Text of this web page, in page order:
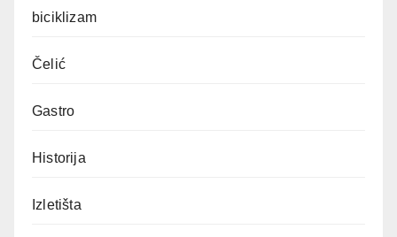
biciklizam
Čelić
Gastro
Historija
Izletišta